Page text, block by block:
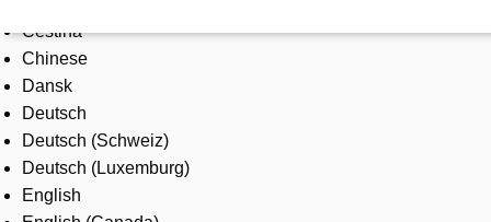
Products & Solutions
Industries
Services
About us
Where to buy
Contact us
Careers
Čeština
Chinese
Dansk
Deutsch
Deutsch (Schweiz)
Deutsch (Luxemburg)
English